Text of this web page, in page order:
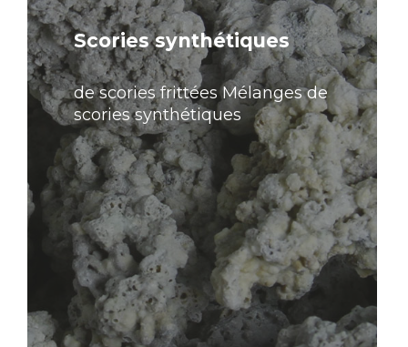
Scories synthétiques
de scories frittées Mélanges de
scories synthétiques
savoir
plus